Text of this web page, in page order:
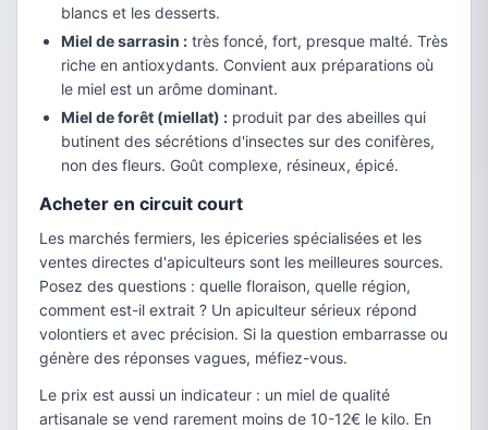
blancs et les desserts.
Miel de sarrasin : très foncé, fort, presque malté. Très
riche en antioxydants. Convient aux préparations où
le miel est un arôme dominant.
Miel de forêt (miellat) : produit par des abeilles qui
butinent des sécrétions d'insectes sur des conifères,
non des fleurs. Goût complexe, résineux, épicé.
Acheter en circuit court
Les marchés fermiers, les épiceries spécialisées et les
ventes directes d'apiculteurs sont les meilleures sources.
Posez des questions : quelle floraison, quelle région,
comment est-il extrait ? Un apiculteur sérieux répond
volontiers et avec précision. Si la question embarrasse ou
génère des réponses vagues, méfiez-vous.
Le prix est aussi un indicateur : un miel de qualité
artisanale se vend rarement moins de 10-12€ le kilo. En